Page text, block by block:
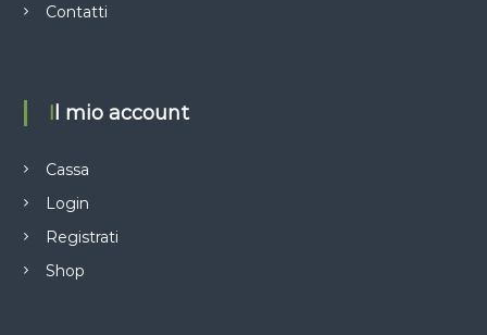
Contatti
Il mio account
Cassa
Login
Registrati
Shop